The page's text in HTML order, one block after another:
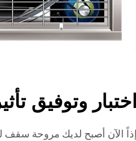
اختبار وتوفيق
إذاً الآن أصبح لديك مروحة سقف